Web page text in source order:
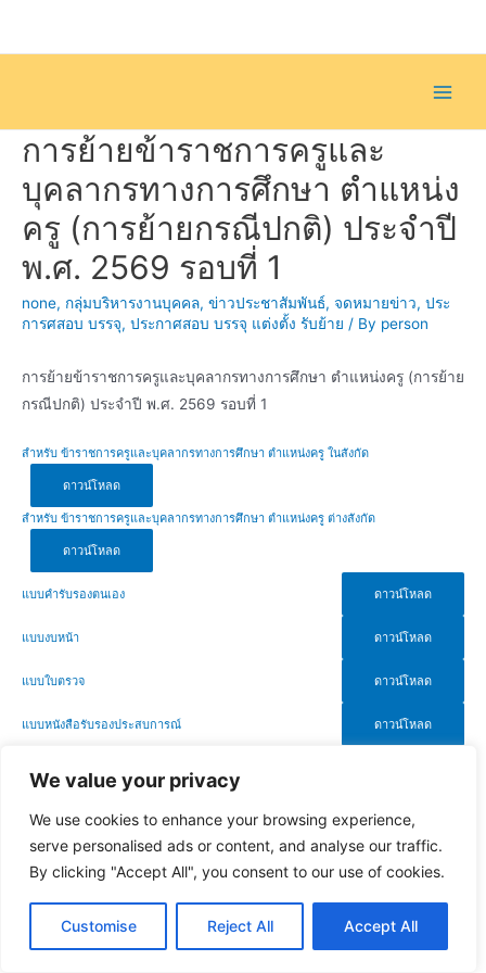
We value your privacy
We use cookies to enhance your browsing experience,
serve personalised ads or content, and analyse our traffic.
By clicking "Accept All", you consent to our use of cookies.
Customise Reject All Accept All
การย้ายข้าราชการครูและ
บุคลากรทางการศึกษา ตำแหน่ง
ครู (การย้ายกรณีปกติ) ประจำปี
พ.ศ. 2569 รอบที่ 1
none, กลุ่มบริหารงานบุคคล, ข่าวประชาสัมพันธ์, จดหมายข่าว, ประ
การศสอบ บรรจุ, ประกาศสอบ บรรจุ แต่งตั้ง รับย้าย / By person
การย้ายข้าราชการครูและบุคลากรทางการศึกษา ตำแหน่งครู (การย้าย
กรณีปกติ) ประจำปี พ.ศ. 2569 รอบที่ 1
สำหรับ ข้าราชการครูและบุคลากรทางการศึกษา ตำแหน่งครู ในสังกัด
ดาวน์โหลด
สำหรับ ข้าราชการครูและบุคลากรทางการศึกษา ตำแหน่งครู ต่างสังกัด
ดาวน์โหลด
แบบคำรับรองตนเอง ดาวน์โหลด
แบบงบหน้า ดาวน์โหลด
แบบใบตรวจ ดาวน์โหลด
แบบหนังสือรับรองประสบการณ์ ดาวน์โหลด
เรื่อง
Previous เรื่อง Next เรื่อง